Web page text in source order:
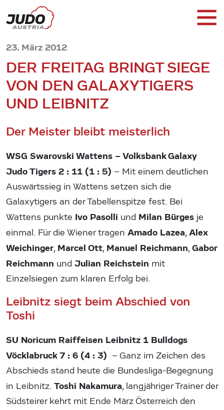
23. März 2012
DER FREITAG BRINGT SIEGE
VON DEN GALAXYTIGERS
UND LEIBNITZ
Der Meister bleibt meisterlich
WSG Swarovski Wattens – Volksbank Galaxy
Judo Tigers 2 : 11 (1 : 5) – Mit einem deutlichen
Auswärtssieg in Wattens setzen sich die
Galaxytigers an der Tabellenspitze fest. Bei
Wattens punkte Ivo Pasolli und Milan Bürges je
einmal. Für die Wiener tragen Amado Lazea, Alex
Weichinger, Marcel Ott, Manuel Reichmann, Gabor
Reichmann und Julian Reichstein mit
Einzelsiegen zum klaren Erfolg bei.
Leibnitz siegt beim Abschied von
Toshi
SU Noricum Raiffeisen Leibnitz 1 Bulldogs
Vöcklabruck 7 : 6 (4 : 3) – Ganz im Zeichen des
Abschieds stand heute die Bundesliga-Begegnung
in Leibnitz. Toshi Nakamura, langjähriger Trainer der
Südsteirer kehrt mit Ende März Österreich den